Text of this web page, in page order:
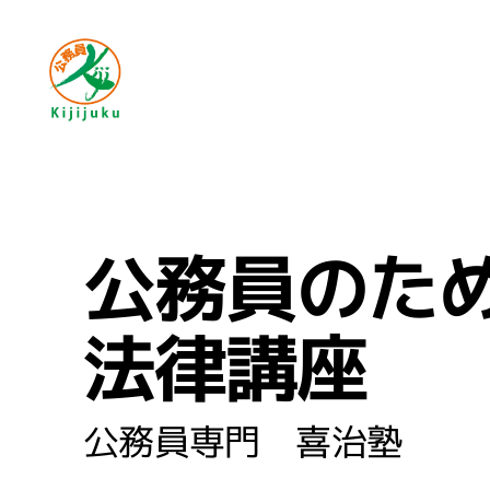
公務員専門 喜治塾
公務員のた
法律講座